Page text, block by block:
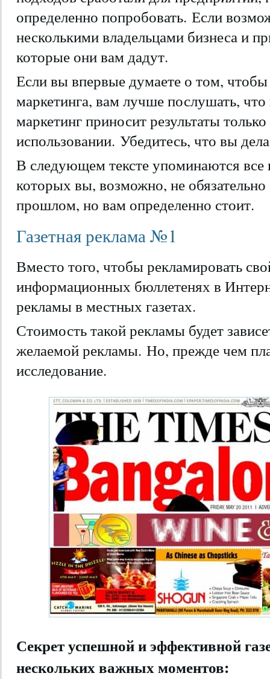
определенно попробовать. Если
несколькими владельцами бизнеса и
которые они вам дадут.
Если вы впервые думаете о том, чтобы
маркетинга, вам лучше послушать,
маркетинг приносит результаты
использовании. Убедитесь, что вы
В следующем тексте упоминаются
которых вы, возможно, не
прошлом, но вам определенно стоит.
Газетная реклама №1
Вместо того, чтобы рекламировать
информационных бюллетенях в
рекламы в местных газетах.
Стоимость такой рекламы будет
желаемой рекламы. Но, прежде чем
исследование.
Секрет успешной и эффективной
нескольких важных моментов: